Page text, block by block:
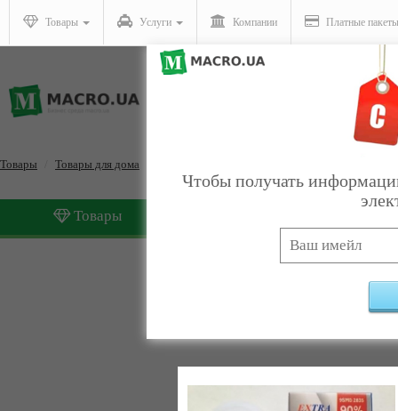
Товары Услуги Компании Платные пакеты
Товары Товары для дома
Товары
Источники света
Чтобы получать